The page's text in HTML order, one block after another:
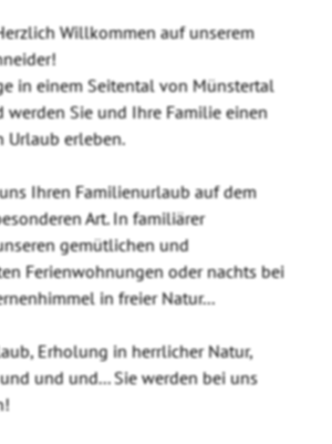
Willkommen auf unserem
in einem Seitental von Münstertal
werden Sie und Ihre Familie einen
Urlaub erleben.
Ihren Familienurlaub auf dem
Art. In familiärer
gemütlichen und
Ferienwohnungen oder nachts bei
in freier Natur...
Erholung in herrlicher Natur,
und und... Sie werden bei uns